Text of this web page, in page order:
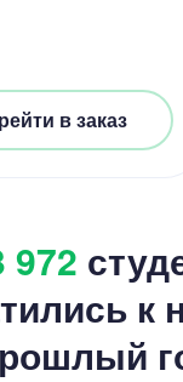
в заказ
972
к